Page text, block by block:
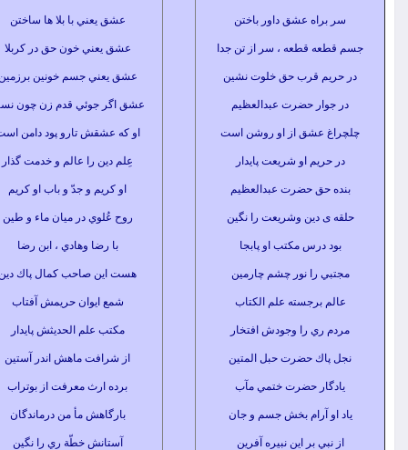
براه عشق داور باختن
قطعه ، سر از تن جدا
قرب حق خلوت نشين
حضرت عبدالعظيم
عشق از او روشن است
حريم او شريعت پايدار
حق حضرت عبدالعظيم
ی دين وشريعت را نگين
درس مكتب او پابجا
را نور چشم چارمين
برجسته علم الكتاب
ري را وجودش افتخار
پاك حضرت حبل المتين
حضرت ختمي مآب
او آرام بخش جسم و جان
نبي بر اين نبيره آفرين
عشق يعني با بلا ها ساختن
عشق يعني خون حق در كربلا
عشق يعني جسم خونين برزمين
عشق اگر جوئي قدم زن چون نسیم
او كه عشقش تارو پود دامن است
عِلم دين را عالم و خدمت گذار
او كريم و جدّ و باب او كريم
روح عُلوي در ميان ماء و طين
با رضا وهادي ، ابن رضا
هست اين صاحب كمال پاك دين
شمع ايوان حريمش آفتاب
مكتب علم الحديثش پايدار
از شرافت ماهش اندر آستين
برده ارث معرفت از بوتراب
بارگاهش مأ من درماندگان
آستانش خطّة ري را نگين